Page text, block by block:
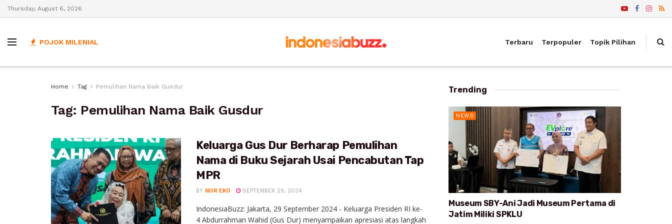
Thursday, August 6, 2026
POJOK MILENIAL Terbaru Terpopuler Topik Pilihan
Home Tag Pemulihan Nama Baik Gusdur
Tag: Pemulihan Nama Baik Gusdur
Keluarga Gus Dur Berharap Pemulihan
Nama di Buku Sejarah Usai Pencabutan Tap
MPR
BY NOR EKO SEPTEMBER 29, 2024
IndonesiaBuzz: Jakarta, 29 September 2024 - Keluarga Presiden RI ke-
4 Abdurrahman Wahid (Gus Dur) menyampaikan apresiasi atas langkah
Trending
NEWS
Museum SBY-Ani Jadi Museum Pertama di
Jatim Miliki SPKLU